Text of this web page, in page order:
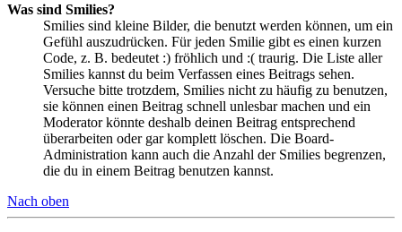
Was sind Smilies?
Smilies sind kleine Bilder, die benutzt werden können, um ein
Gefühl auszudrücken. Für jeden Smilie gibt es einen kurzen
Code, z. B. bedeutet :) fröhlich und :( traurig. Die Liste aller
Smilies kannst du beim Verfassen eines Beitrags sehen.
Versuche bitte trotzdem, Smilies nicht zu häufig zu benutzen,
sie können einen Beitrag schnell unlesbar machen und ein
Moderator könnte deshalb deinen Beitrag entsprechend
überarbeiten oder gar komplett löschen. Die Board-
Administration kann auch die Anzahl der Smilies begrenzen,
die du in einem Beitrag benutzen kannst.
Nach oben